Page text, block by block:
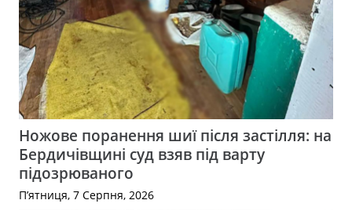
Ножове поранення шиї після застілля: на
Бердичівщині суд взяв під варту
підозрюваного
П’ятниця, 7 Серпня, 2026